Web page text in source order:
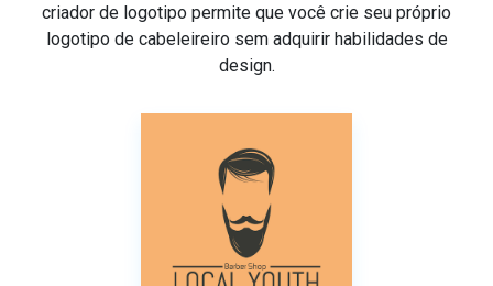
criador de logotipo permite que você crie seu próprio
logotipo de cabeleireiro sem adquirir habilidades de
design.